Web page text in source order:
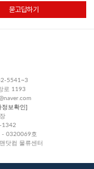
묻고답하기
5541~3
로 1193
정보확인]
1342
- 0320069호
닷컴 물류센터